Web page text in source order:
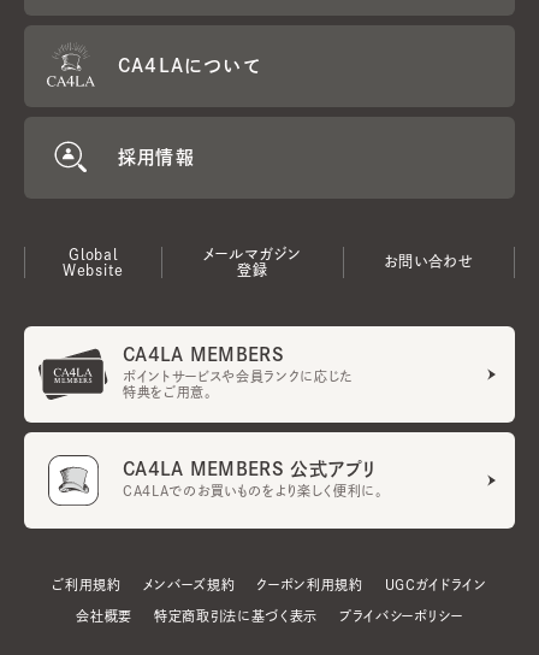
CA4LAについて
採用情報
Global
Website
メールマガジン
登録
お問い合わせ
CA4LA MEMBERS
ポイントサービスや会員ランクに応じた
特典をご用意。
CA4LA MEMBERS 公式アプリ
CA4LAでのお買いものをより楽しく便利に。
ご利用規約 メンバーズ規約 クーポン利用規約 UGCガイドライン
会社概要 特定商取引法に基づく表示 プライバシーポリシー